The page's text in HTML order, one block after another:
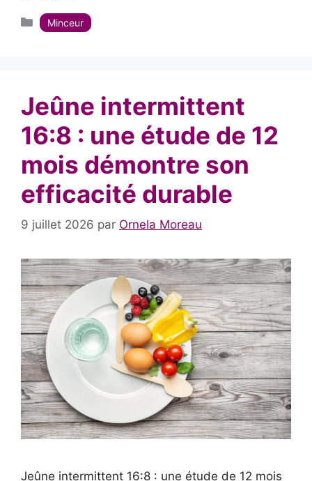
Catégories
Minceur
Jeûne intermittent
16:8 : une étude de 12
mois démontre son
efficacité durable
9 juillet 2026 par Ornela Moreau
Jeûne intermittent 16:8 : une étude de 12 mois